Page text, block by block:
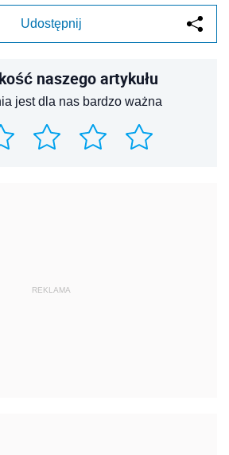
Udostępnij
naszego artykułu
jest dla nas bardzo ważna
REKLAMA